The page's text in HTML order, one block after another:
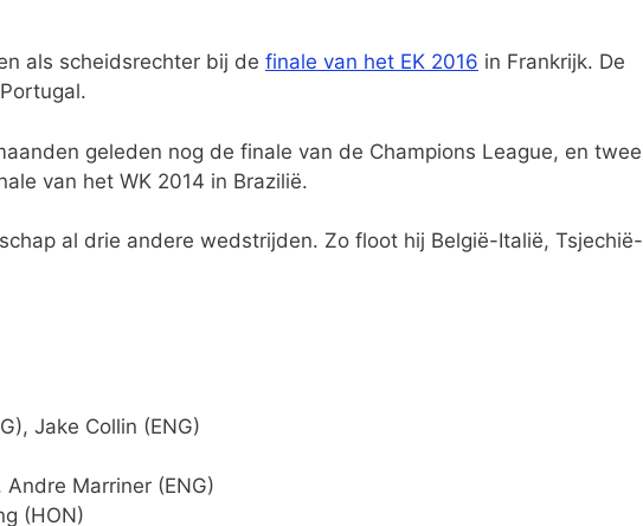
als scheidsrechter bij de finale van het EK 2016 in Frankrijk. De
geleden nog de finale van de Champions League, en twee
van het WK 2014 in Brazilië.
al drie andere wedstrijden. Zo floot hij België-Italië, Tsjechië-
Jake Collin (ENG)
Marriner (ENG)
(HON)